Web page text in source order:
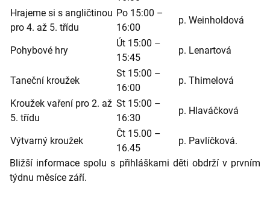
Hrajeme si s angličtinou
pro 4. až 5. třídu
Po 15:00 –
16:00
p. Weinholdová
Pohybové hry
Út 15:00 –
15:45
p. Lenartová
Taneční kroužek
St 15:00 –
16:00
p. Thimelová
Kroužek vaření pro 2. až
5. třídu
St 15:00 –
16:30
p. Hlaváčková
Výtvarný kroužek
Čt 15.00 –
16.45
p. Pavlíčková.
Bližší informace spolu s přihláškami děti obdrží v prvním
týdnu měsíce září.